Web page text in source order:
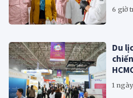
6 giờ
Du
1